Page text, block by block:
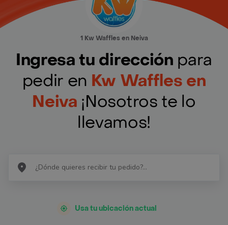
1 Kw Waffles en Neiva
Ingresa tu dirección para
pedir en Kw Waffles en
Neiva ¡Nosotros te lo
llevamos!
Usa tu ubicación actual